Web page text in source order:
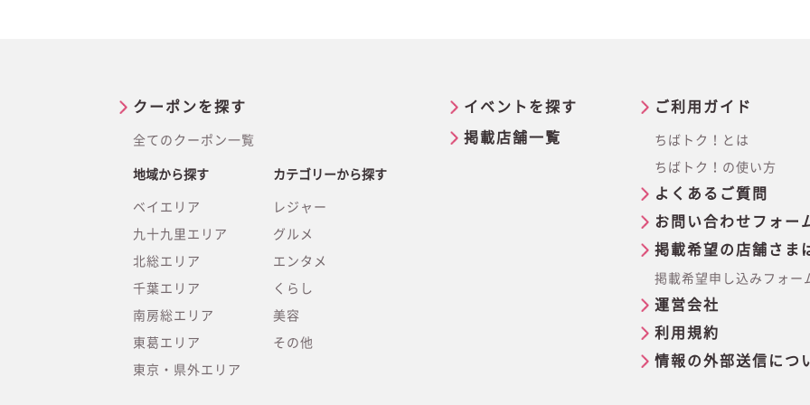
クーポンを探す
全てのクーポン一覧
地域から探す
ベイエリア
九十九里エリア
北総エリア
千葉エリア
南房総エリア
東葛エリア
東京・県外エリア
カテゴリーから探す
レジャー
グルメ
エンタメ
くらし
美容
その他
イベントを探す
掲載店舗一覧
ご利用ガイド
ちばトク！とは
ちばトク！の使い方
よくあるご質問
お問い合わせフォー
掲載希望の店舗さま
掲載希望申し込みフォー
運営会社
利用規約
情報の外部送信につ